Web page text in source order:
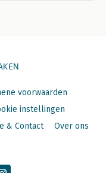
voorwaarden
instellingen
& Contact Over ons